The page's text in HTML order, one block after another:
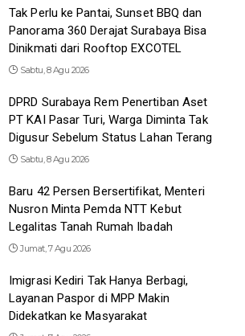
Tak Perlu ke Pantai, Sunset BBQ dan
Panorama 360 Derajat Surabaya Bisa
Dinikmati dari Rooftop EXCOTEL
Sabtu, 8 Agu 2026
DPRD Surabaya Rem Penertiban Aset
PT KAI Pasar Turi, Warga Diminta Tak
Digusur Sebelum Status Lahan Terang
Sabtu, 8 Agu 2026
Baru 42 Persen Bersertifikat, Menteri
Nusron Minta Pemda NTT Kebut
Legalitas Tanah Rumah Ibadah
Jumat, 7 Agu 2026
Imigrasi Kediri Tak Hanya Berbagi,
Layanan Paspor di MPP Makin
Didekatkan ke Masyarakat